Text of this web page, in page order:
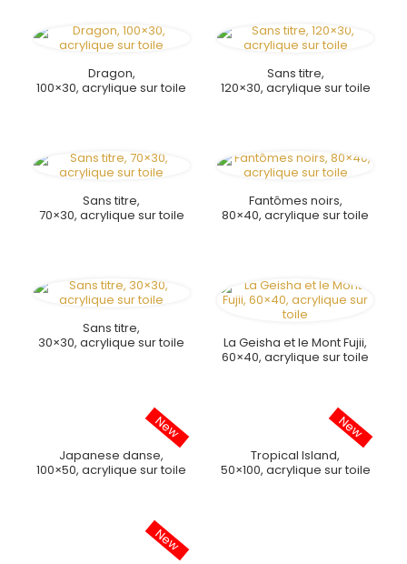
Dragon,
100×30, acrylique sur toile
Sans titre,
120×30, acrylique sur toile
Sans titre,
70×30, acrylique sur toile
Fantômes noirs,
80×40, acrylique sur toile
Sans titre,
30×30, acrylique sur toile
La Geisha et le Mont Fujii,
60×40, acrylique sur toile
Japanese danse,
100×50, acrylique sur toile
Tropical Island,
50×100, acrylique sur toile